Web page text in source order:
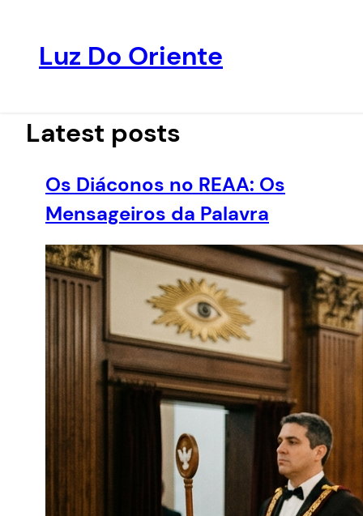
conteúdo
Luz Do Oriente
Latest posts
Os Diáconos no REAA: Os
Mensageiros da Palavra